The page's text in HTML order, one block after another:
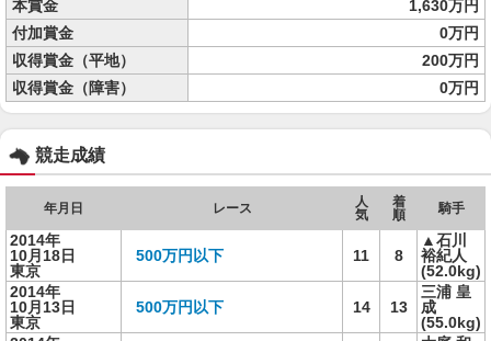
本賞金
1,630万円
付加賞金
0万円
収得賞金（平地）
200万円
収得賞金（障害）
0万円
競走成績
年月日 レース
人
気
着
順
騎手
2014年
10月18日
東京
500万円以下 11 8
▲石川
裕紀人
(52.0kg)
2014年
10月13日
東京
500万円以下 14 13
三浦 皇
成
(55.0kg)